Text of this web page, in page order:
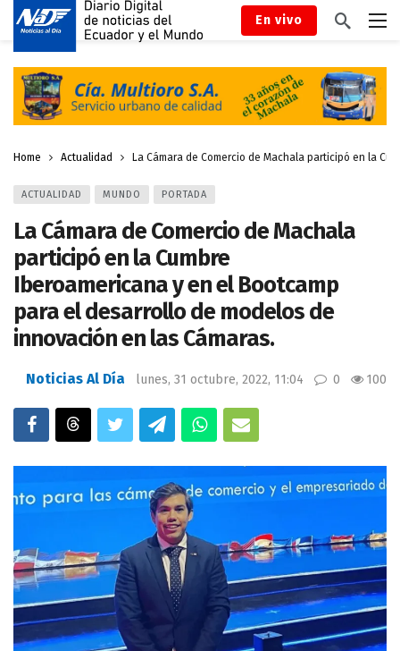
En vivo
Home Actualidad La Cámara de Comercio de Machala participó en la
ACTUALIDAD MUNDO PORTADA
La Cámara de Comercio de Machala
participó en la Cumbre
Iberoamericana y en el Bootcamp
para el desarrollo de modelos de
innovación en las Cámaras.
Noticias Al Día lunes, 31 octubre, 2022, 11:04 0 100